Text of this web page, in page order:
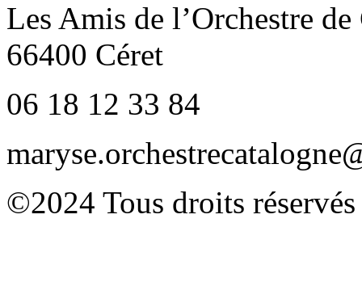
Les Amis de l’Orchestre
66400 Céret
06 18 12 33 84
©2024 Tous droits